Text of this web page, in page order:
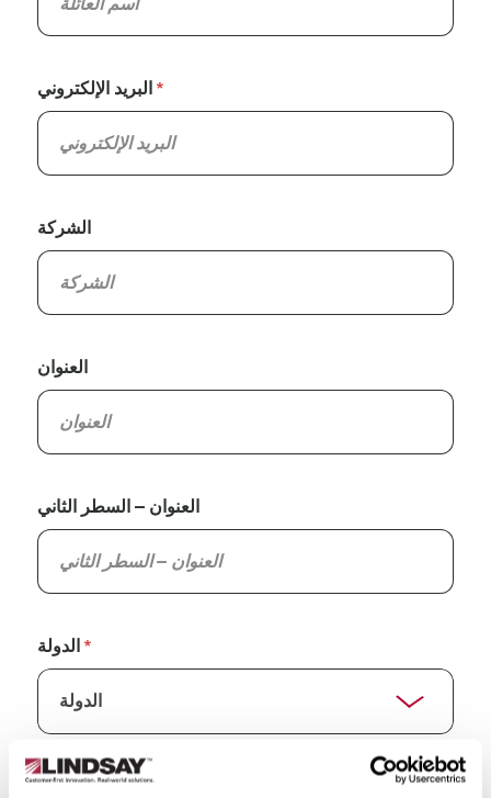
البريد الإلكتروني
الشركة
العنوان
العنوان – السطر الثاني
الدولة
الولاية/المقاطعة